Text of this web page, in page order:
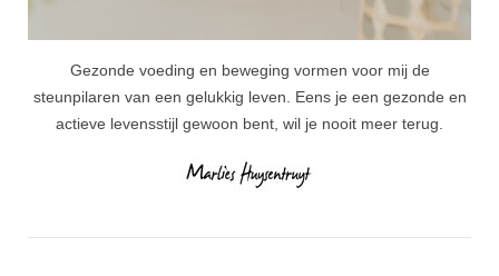
Gezonde voeding en beweging vormen voor mij de
steunpilaren van een gelukkig leven. Eens je een gezonde en
actieve levensstijl gewoon bent, wil je nooit meer terug.